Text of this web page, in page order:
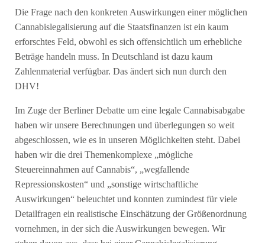
Die Frage nach den konkreten Auswirkungen einer möglichen
Cannabislegalisierung auf die Staatsfinanzen ist ein kaum
erforschtes Feld, obwohl es sich offensichtlich um erhebliche
Beträge handeln muss. In Deutschland ist dazu kaum
Zahlenmaterial verfügbar. Das ändert sich nun durch den
DHV!
Im Zuge der Berliner Debatte um eine legale Cannabisabgabe
haben wir unsere Berechnungen und überlegungen so weit
abgeschlossen, wie es in unseren Möglichkeiten steht. Dabei
haben wir die drei Themenkomplexe „mögliche
Steuereinnahmen auf Cannabis“, „wegfallende
Repressionskosten“ und „sonstige wirtschaftliche
Auswirkungen“ beleuchtet und konnten zumindest für viele
Detailfragen ein realistische Einschätzung der Größenordnung
vornehmen, in der sich die Auswirkungen bewegen. Wir